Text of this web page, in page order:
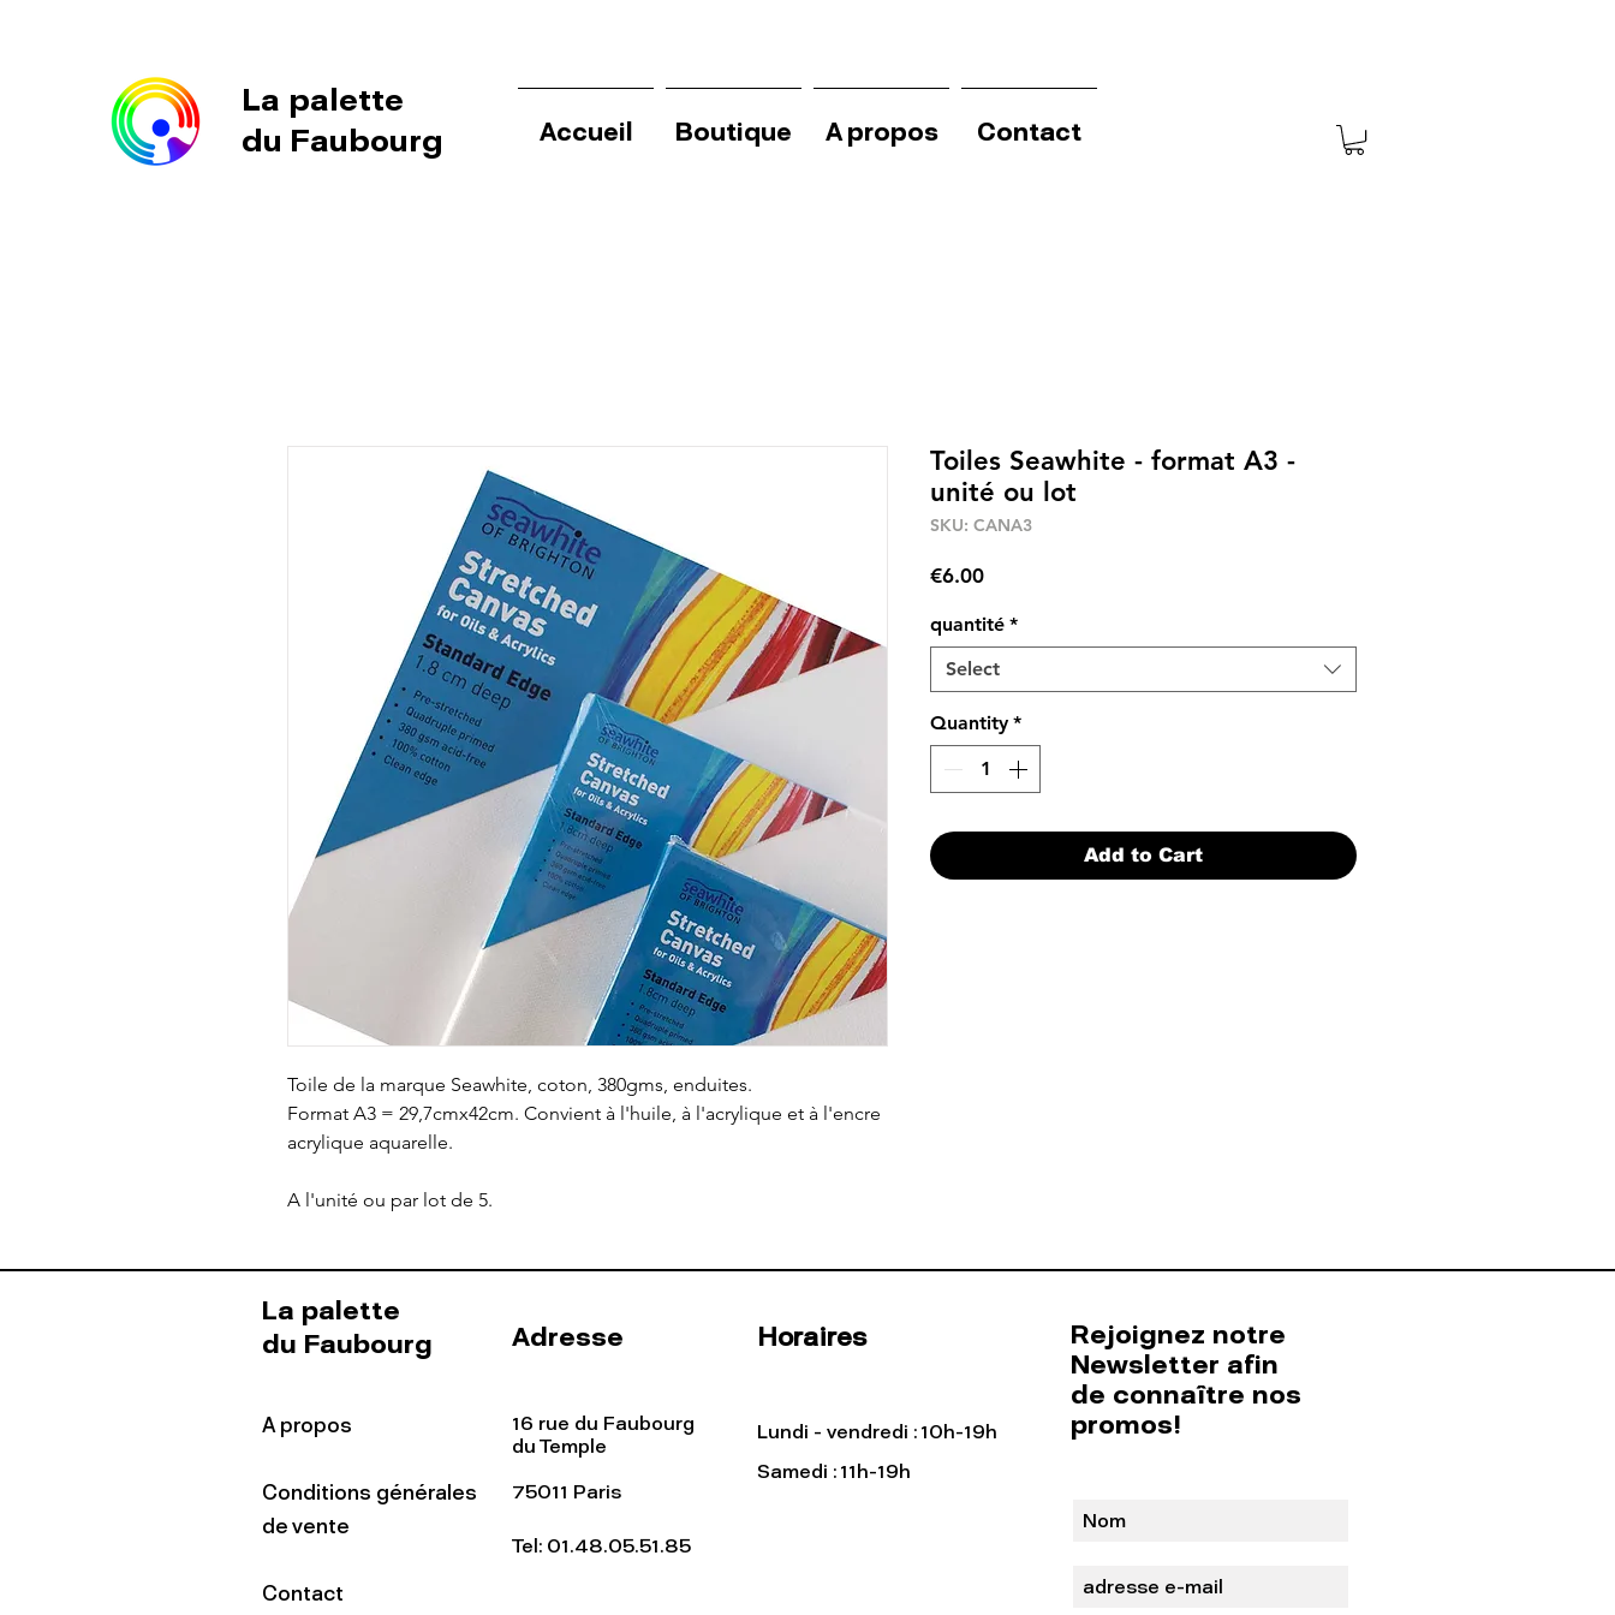
Accueil Boutique A propos Contact
La palette
du Faubourg
Toile de la marque Seawhite, coton, 380gms, enduites.
Format A3 = 29,7cmx42cm. Convient à l'huile, à l'acrylique et à l'encre
acrylique aquarelle.
A l'unité ou par lot de 5.
Toiles Seawhite - format A3 -
unité ou lot
SKU: CANA3
€6.00Price
quantité *
Select
Quantity *
Add to Cart
La palette
du Faubourg
Adresse Horaires
A propos
Conditions générales
de vente
Contact
16 rue du Faubourg
du Temple
75011 Paris
Tel: 01.48.05.51.85
Lundi - vendredi : 10h-19h
Samedi : 11h-19h
Rejoignez notre
Newsletter afin
de connaître nos
promos!